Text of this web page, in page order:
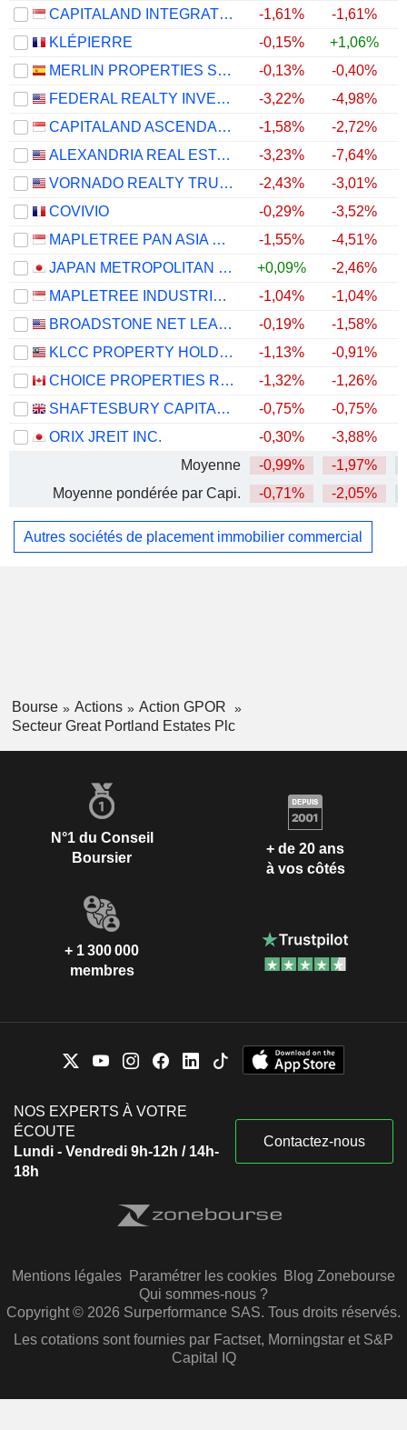
CAPITALAND INTEGRATED COMMERCIAL TRUST
-1,61% -1,61%
KLÉPIERRE
-0,15% +1,06%
MERLIN PROPERTIES SOCIMI, S.A.
-0,13% -0,40%
FEDERAL REALTY INVESTMENT TRUST
-3,22% -4,98%
CAPITALAND ASCENDAS REIT
-1,58% -2,72%
ALEXANDRIA REAL ESTATE EQUITIES, INC.
-3,23% -7,64%
VORNADO REALTY TRUST
-2,43% -3,01%
COVIVIO
-0,29% -3,52%
MAPLETREE PAN ASIA COMMERCIAL TRUST
-1,55% -4,51%
JAPAN METROPOLITAN FUND INVESTMENT CORPORATION
+0,09% -2,46%
MAPLETREE INDUSTRIAL TRUST
-1,04% -1,04%
BROADSTONE NET LEASE, INC.
-0,19% -1,58%
KLCC PROPERTY HOLDINGS
-1,13% -0,91%
CHOICE PROPERTIES REAL ESTATE INVESTMENT TRUST
-1,32% -1,26%
SHAFTESBURY CAPITAL PLC
-0,75% -0,75%
ORIX JREIT INC.
-0,30% -3,88%
Moyenne
-0,99% -1,97%
Moyenne pondérée par Capi.
-0,71% -2,05%
Autres sociétés de placement immobilier commercial
Bourse Actions
Action GPOR
Secteur Great Portland Estates Plc
N°1 du Conseil
Boursier
+ de 20 ans
à vos côtés
+ 1 300 000
membres
NOS EXPERTS À VOTRE
ÉCOUTE
Lundi - Vendredi 9h-12h / 14h-
18h
Contactez-nous
Mentions légales Paramétrer les cookies Blog Zonebourse
Qui sommes-nous ?
Copyright © 2026 Surperformance SAS. Tous droits réservés.
Les cotations sont fournies par Factset, Morningstar et S&P
Capital IQ